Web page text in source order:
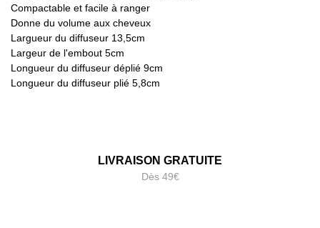
Compactable et facile à ranger
Donne du volume aux cheveux
Largueur du diffuseur 13,5cm
Largeur de l'embout 5cm
Longueur du diffuseur déplié 9cm
Longueur du diffuseur plié 5,8cm
LIVRAISON GRATUITE
Dès 49€